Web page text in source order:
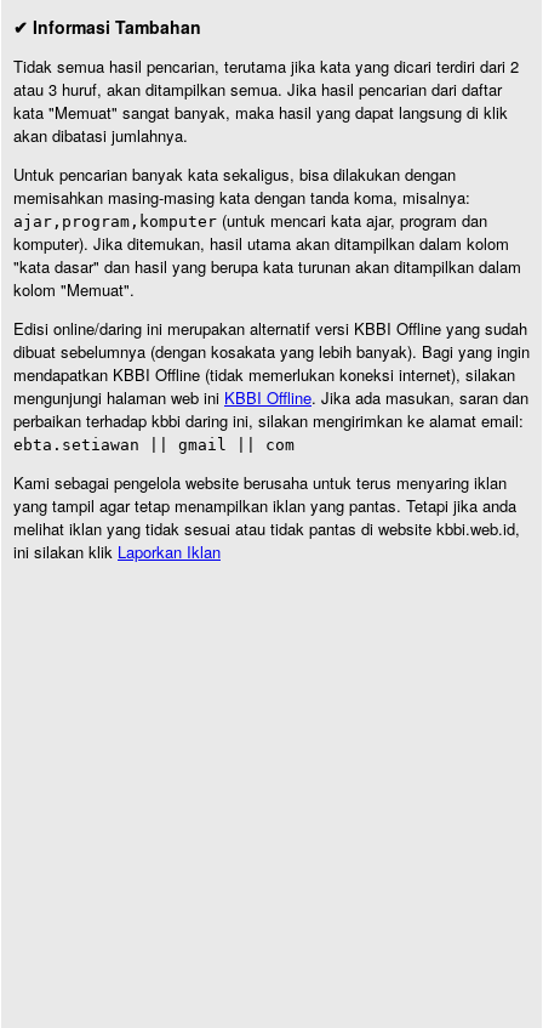
✔ Informasi Tambahan
Tidak semua hasil pencarian, terutama jika kata yang dicari terdiri dari 2
atau 3 huruf, akan ditampilkan semua. Jika hasil pencarian dari daftar
kata "Memuat" sangat banyak, maka hasil yang dapat langsung di klik
akan dibatasi jumlahnya.
Untuk pencarian banyak kata sekaligus, bisa dilakukan dengan
memisahkan masing-masing kata dengan tanda koma, misalnya:
ajar,program,komputer (untuk mencari kata ajar, program dan
komputer). Jika ditemukan, hasil utama akan ditampilkan dalam kolom
"kata dasar" dan hasil yang berupa kata turunan akan ditampilkan dalam
kolom "Memuat".
Edisi online/daring ini merupakan alternatif versi KBBI Offline yang sudah
dibuat sebelumnya (dengan kosakata yang lebih banyak). Bagi yang ingin
mendapatkan KBBI Offline (tidak memerlukan koneksi internet), silakan
mengunjungi halaman web ini KBBI Offline. Jika ada masukan, saran dan
perbaikan terhadap kbbi daring ini, silakan mengirimkan ke alamat email:
ebta.setiawan || gmail || com
Kami sebagai pengelola website berusaha untuk terus menyaring iklan
yang tampil agar tetap menampilkan iklan yang pantas. Tetapi jika anda
melihat iklan yang tidak sesuai atau tidak pantas di website kbbi.web.id,
ini silakan klik Laporkan Iklan